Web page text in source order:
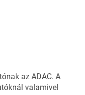
az ADAC. A
valamivel